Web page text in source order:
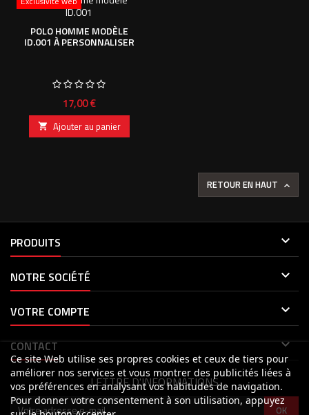
POLO HOMME MODÈLE
ID.001 À PERSONNALISER
Prix
17,00 €
 Ajouter au panier
RETOUR EN HAUT 
PRODUITS 
NOTRE SOCIÉTÉ 
VOTRE COMPTE 
CONTACT 
Ce site Web utilise ses propres cookies et ceux de tiers pour
améliorer nos services et vous montrer des publicités liées à
vos préférences en analysant vos habitudes de navigation.
Pour donner votre consentement à son utilisation, appuyez
LETTRE D'INFORMATIONS